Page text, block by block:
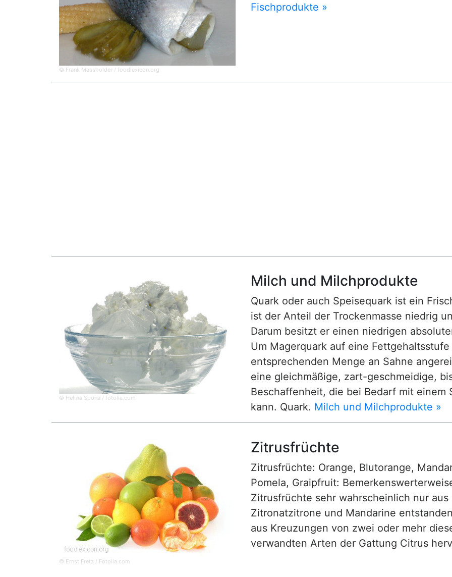
© Frank Massholder / foodlexicon.org
Fischprodukte »
© Helma Spona / fotolia.com
Milch und Milchprodukte
Quark oder auch Speisequark ist ein
ist der Anteil der Trockenmasse niedrig
Darum besitzt er einen niedrigen
Um Magerquark auf eine
entsprechenden Menge an Sahne
eine gleichmäßige, zart-geschmeidige,
Beschaffenheit, die bei Bedarf mit
kann. Quark. Milch und Milchprodukte »
© Ernst Fretz / Fotolia.com
Zitrusfrüchte
Zitrusfrüchte: Orange, Blutorange,
Pomela, Graipfruit:
Zitrusfrüchte sehr wahrscheinlich nur
Zitronatzitrone und Mandarine
aus Kreuzungen von zwei oder mehr
verwandten Arten der Gattung Citrus